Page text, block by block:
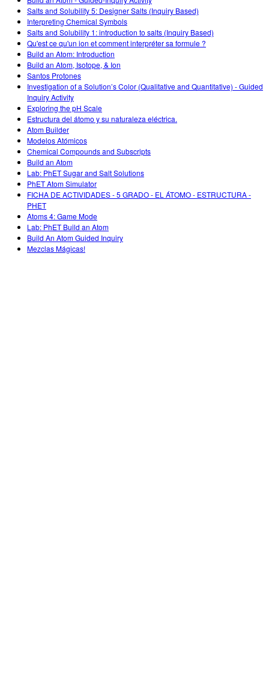
Teaching with PhET
DEIB ve STEM Ed
SceneryStack OSE
Impact Report
Salts and Solubility 5: Designer Salts (Inquiry Based)
Interpreting Chemical Symbols
Salts and Solubility 1: introduction to salts (Inquiry Based)
Qu'est ce qu'un ion et comment interpréter sa formule ?
Build an Atom: Introduction
Build an Atom, Isotope, & Ion
Santos Protones
Investigation of a Solution’s Color (Qualitative and Quantitative) - Guided
Inquiry Activity
Exploring the pH Scale
Estructura del átomo y su naturaleza eléctrica.
Atom Builder
Modelos Atómicos
Chemical Compounds and Subscripts
Build an Atom
Lab: PhET Sugar and Salt Solutions
PhET Atom Simulator
FICHA DE ACTIVIDADES - 5 GRADO - EL ÁTOMO - ESTRUCTURA -
PHET
Atoms 4: Game Mode
Lab: PhET Build an Atom
Build An Atom Guided Inquiry
Mezclas Mágicas!